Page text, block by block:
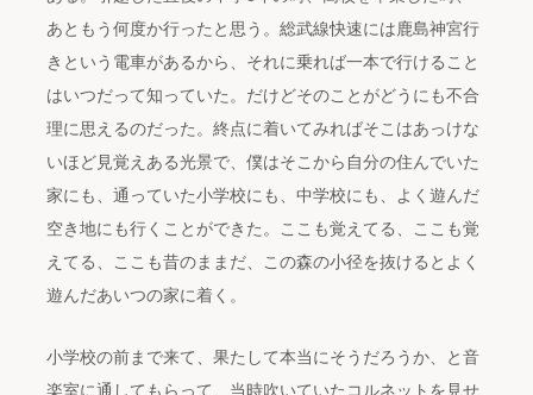
あともう何度か行ったと思う。総武線快速には鹿島神宮行
きという電車があるから、それに乗れば一本で行けること
はいつだって知っていた。だけどそのことがどうにも不合
理に思えるのだった。終点に着いてみればそこはあっけな
いほど見覚えある光景で、僕はそこから自分の住んでいた
家にも、通っていた小学校にも、中学校にも、よく遊んだ
空き地にも行くことができた。ここも覚えてる、ここも覚
えてる、ここも昔のままだ、この森の小径を抜けるとよく
遊んだあいつの家に着く。
小学校の前まで来て、果たして本当にそうだろうか、と音
楽室に通してもらって、当時吹いていたコルネットを見せ